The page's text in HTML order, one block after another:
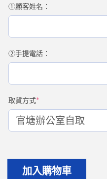
①顧客姓名：
②手提電話：
取貨方式*
加入購物車